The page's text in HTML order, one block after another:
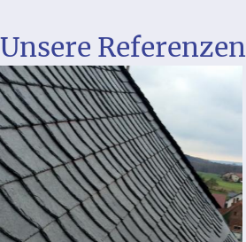
Unsere Referenzen